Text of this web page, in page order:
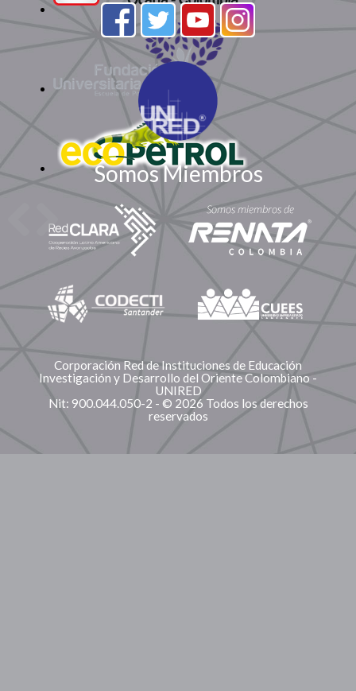
Somos Miembros
Corporación Red de Instituciones de Educación
Investigación y Desarrollo del Oriente Colombiano -
UNIRED
Nit: 900.044.050-2 - © 2026 Todos los derechos
reservados